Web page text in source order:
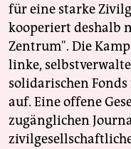
für eine starke
kooperiert deshalb
Zentrum". Die
linke,
solidarischen
auf. Eine offene
zugänglichen